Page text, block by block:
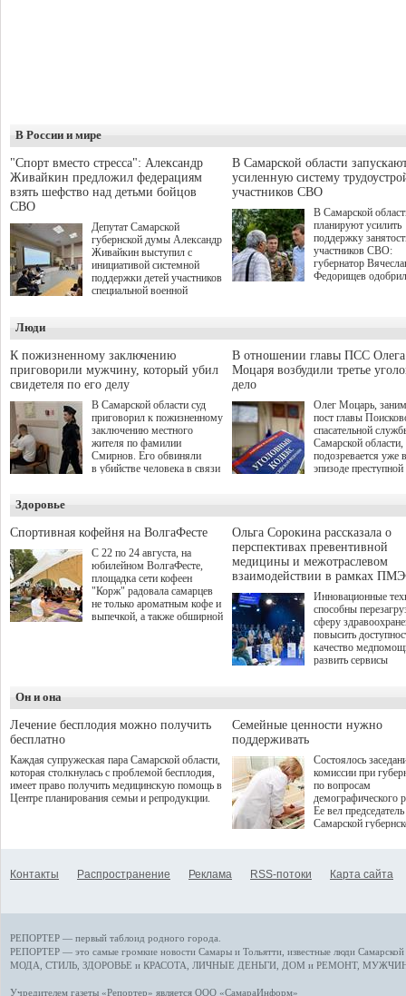
В России и мире
"Спорт вместо стресса": Александр
Живайкин предложил федерациям
взять шефство над детьми бойцов
СВО
Депутат Самарской
губернской думы Александр
Живайкин выступил с
инициативой системной
поддержки детей участников
специальной военной
"Помощь фронту и семьям
участников СВО", которая
прошла в Отрадном 7
августа.
В Самарской области
усиленную систему
участников СВО
В Самарской
планируют усилить
поддержку
участников СВО:
губернатор
Федорищев
на трудоустройство
спокойную
мирной жизни.
Люди
К пожизненному заключению
приговорили мужчину, который убил
свидетеля по его делу
В Самарской области суд
приговорил к пожизненному
заключению местного
жителя по фамилии
Смирнов. Его обвиняли
в убийстве человека в связи
В отношении главы ПСС Олега
Моцаря возбудили третье
дело
Олег Моцарь,
пост главы
спасательной
Самарской области,
подозревается уже
эпизоде преступной
а сам он
Здоровье
Спортивная кофейня на ВолгаФесте
С 22 по 24 августа, на
юбилейном ВолгаФесте,
площадка сети кофеен
"Корж" радовала самарцев
не только ароматным кофе и
выпечкой, а также обширной
Ольга Сорокина рассказала о
перспективах превентивной
медицины и межотраслевом
взаимодействии в рамках
Инновационные
способны
сферу
повысить
качество
развить сервисы
определенными
К ним можно
возникающие при
данными
более динамичного
проникновения
сегмент
отраслевое
рассказала Ольга
ходе сессии
качества жизни" в
ПМЭФ 2025. В
Он и она
Лечение бесплодия можно получить
бесплатно
Каждая супружеская пара Самарской области,
которая столкнулась с проблемой бесплодия,
имеет право получить медицинскую помощь в
Центре планирования семьи и репродукции.
Семейные ценности нужно
поддерживать
Состоялось
комиссии при
по вопросам
демографического
Ее вел председатель
Самарской
Контакты Распространение Реклама RSS-потоки Карта сайта
РЕПОРТЕР — первый таблоид родного города.
РЕПОРТЕР — это самые громкие новости Самары и Тольятти, известные люди
МОДА, СТИЛЬ ЗДОРОВЬЕ и КРАСОТА ЛИЧНЫЕ ДЕНЬГИ ДОМ и РЕМОНТ,
Учредителем газеты «Репортер» является ООО «СамараИнформ»